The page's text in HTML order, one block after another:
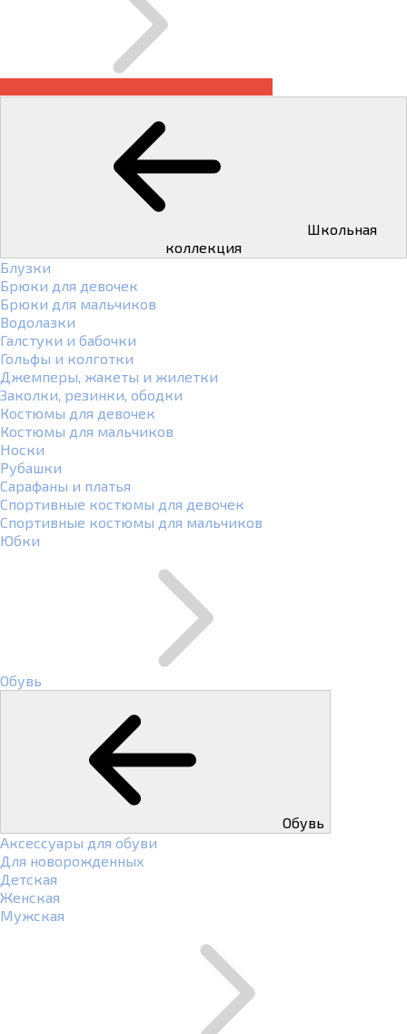
коллекция
Блузки
Брюки для девочек
Брюки для мальчиков
Водолазки
Галстуки и бабочки
Гольфы и колготки
Джемперы, жакеты и жилетки
Заколки, резинки, ободки
Костюмы для девочек
Костюмы для мальчиков
Носки
Рубашки
Сарафаны и платья
Спортивные костюмы для девочек
Спортивные костюмы для мальчиков
Юбки
Обувь
Обувь
Аксессуары для обуви
Для новорожденных
Детская
Женская
Мужская